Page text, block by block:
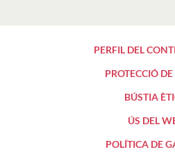
PERFIL DEL
PROTECCIÓ
BÚSTIA
ÚS DEL
POLÍTICA DE